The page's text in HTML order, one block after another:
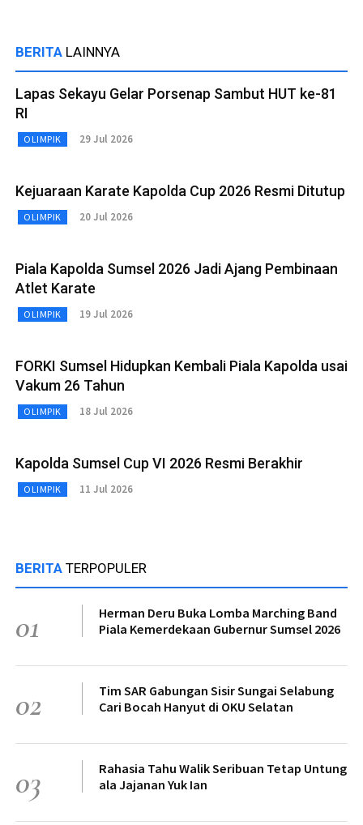
BERITA LAINNYA
Lapas Sekayu Gelar Porsenap Sambut HUT ke-81
RI
OLIMPIK 29 Jul 2026
Kejuaraan Karate Kapolda Cup 2026 Resmi Ditutup
OLIMPIK 20 Jul 2026
Piala Kapolda Sumsel 2026 Jadi Ajang Pembinaan
Atlet Karate
OLIMPIK 19 Jul 2026
FORKI Sumsel Hidupkan Kembali Piala Kapolda usai
Vakum 26 Tahun
OLIMPIK 18 Jul 2026
Kapolda Sumsel Cup VI 2026 Resmi Berakhir
OLIMPIK 11 Jul 2026
BERITA TERPOPULER
01
Herman Deru Buka Lomba Marching Band
Piala Kemerdekaan Gubernur Sumsel 2026
02
Tim SAR Gabungan Sisir Sungai Selabung
Cari Bocah Hanyut di OKU Selatan
03
Rahasia Tahu Walik Seribuan Tetap Untung
ala Jajanan Yuk Ian